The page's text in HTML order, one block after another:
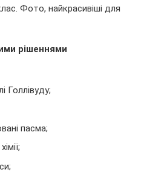
рішеннями
Голлівуду;
пасма;